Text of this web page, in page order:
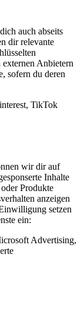
auch abseits
dir relevante
Anbietern
sofern du deren
TikTok
wir dir auf
Inhalte
Produkte
anzeigen
setzen
ein:
Advertising,